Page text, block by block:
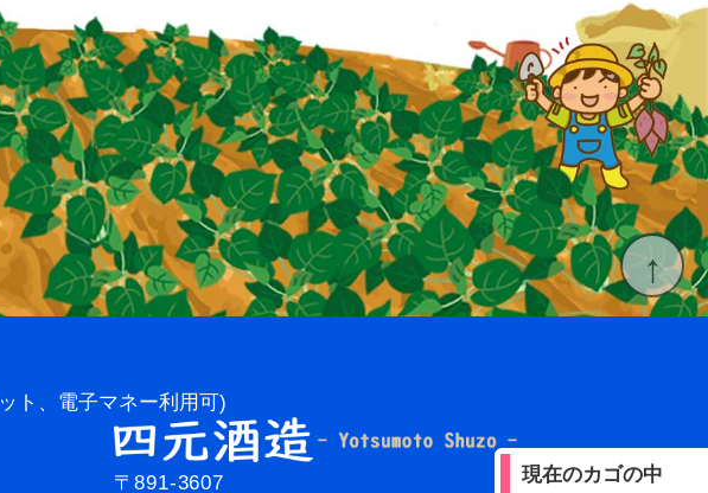
現在のカゴの中
ト、電子マネー利用可)
〒891-3607
↑